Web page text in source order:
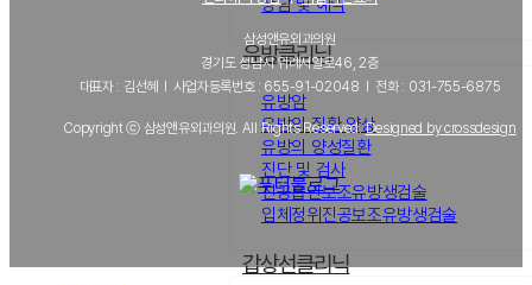
상담 및 예약
유방클리닉
유방암
유방의 질환 양상
유방의 양성질환
진단 및 검사
진공흡인보조유방생검술
입체정위진공보조유방생검술
갑상선클리닉
삼성앤유외과의원
경기도 성남시 위례서일로46, 2층
대표자 : 김선혜 l 사업자등록번호 : 655-91-02048 l 전화 : 031-755-6875
Copyright ⓒ 삼성앤유외과의원. All Rights Reserved.Designed by crossdesign